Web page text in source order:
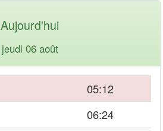
Aujourd'hui
jeudi 06 août
05:12
06:24